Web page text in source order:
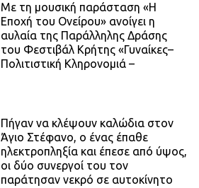
Με τη μουσική παράσταση «Η
Εποχή του Ονείρου» ανοίγει η
αυλαία της Παράλληλης Δράσης
του Φεστιβάλ Κρήτης «Γυναίκες–
Πολιτιστική Κληρονομιά –
Πήγαν να κλέψουν καλώδια στον
Άγιο Στέφανο, ο ένας έπαθε
ηλεκτροπληξία και έπεσε από ύψος,
οι δύο συνεργοί του τον
παράτησαν νεκρό σε αυτοκίνητο